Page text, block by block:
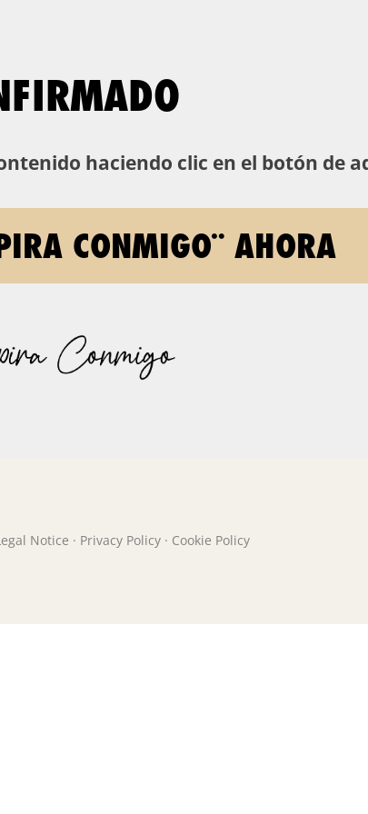
haciendo clic en el botón de
CONMIGO¨ AHORA
Notice · Privacy Policy· Cookie Policy